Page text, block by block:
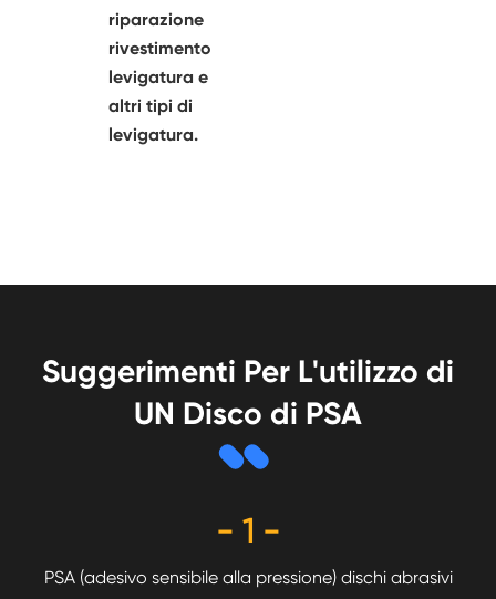
riparazione
rivestimento
levigatura e
altri tipi di
levigatura.
Suggerimenti Per L'utilizzo di
UN Disco di PSA
- 1 -
PSA (adesivo sensibile alla pressione) dischi abrasivi